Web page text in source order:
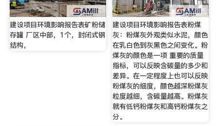
建设项目环境影响报告表矿粉储
存罐 厂区中部，1个，封闭式钢
结构，
建设项目环境影响报告表粉煤
灰：粉煤灰外观类似水泥，颜色
在乳白色到灰黑色之间变化。粉
煤灰的颜色是一项 重要的质量
指标，可以反映含碳量的多少和
差异。在一定程度上也可以反映
粉煤灰的细度，颜色越深粉煤灰
粒度越细，含碳量越高。粉煤灰
就有低钙粉煤灰和高钙粉煤灰之
分。